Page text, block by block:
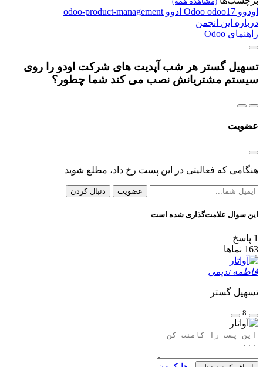
اودوو Odoo odoo17 ادوو odoo-product-management
درباره این انجمن
راهنمای Odoo
تسهیل گستر هر شب آپدیت های شرکت اودو را روی
سیستم مشتریانش نصب می کند شما چطور؟
عضویت
هنگامی که فعالیتی در این پست رخ داد، مطلع شوید
عضویت دنبال کردن
این سوال علامت‌گذاری شده است
1 پاسخ
163 نماها
فاطمه ندیمی
تسهیل گستر
8